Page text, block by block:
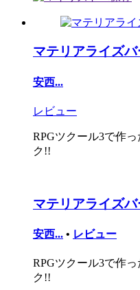
マテリアライズバ
安西...
レビュー
RPGツクール3で作
ク!!
マテリアライズバ
安西... • レビュー
RPGツクール3で作
ク!!